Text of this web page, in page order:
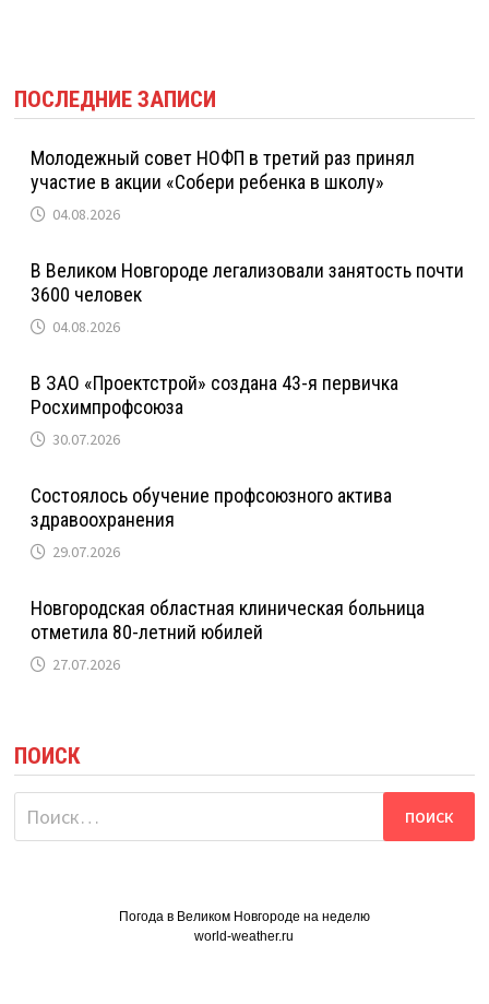
ПОСЛЕДНИЕ ЗАПИСИ
Молодежный совет НОФП в третий раз принял
участие в акции «Собери ребенка в школу»
04.08.2026
В Великом Новгороде легализовали занятость почти
3600 человек
04.08.2026
В ЗАО «Проектстрой» создана 43-я первичка
Росхимпрофсоюза
30.07.2026
Состоялось обучение профсоюзного актива
здравоохранения
29.07.2026
Новгородская областная клиническая больница
отметила 80-летний юбилей
27.07.2026
ПОИСК
Найти:
Погода в Великом Новгороде на неделю
world-weather.ru